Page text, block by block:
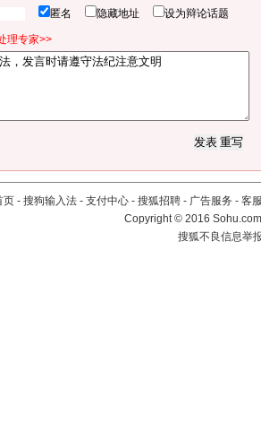
匿名 隐藏地址 设为辩论话题
理专家>>
页 - 搜狗输入法 - 支付中心 - 搜狐招聘 - 广告服务 - 客
Copyright©2016
搜狐不良信息举